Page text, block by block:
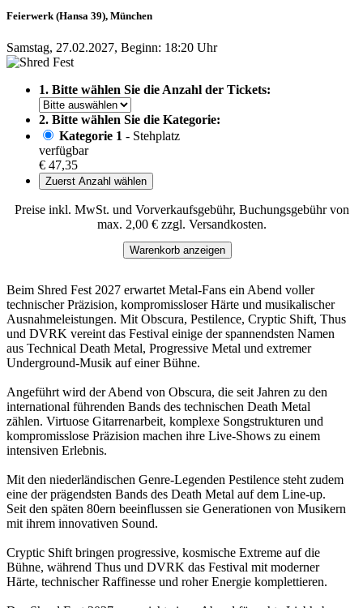
Feierwerk (Hansa 39), München
Samstag, 27.02.2027, Beginn: 18:20 Uhr
1. Bitte wählen Sie die Anzahl der Tickets:
2. Bitte wählen Sie die Kategorie:
Kategorie 1 - Stehplatz
verfügbar
€ 47,35
Zuerst Anzahl wählen
Preise inkl. MwSt. und Vorverkaufsgebühr, Buchungsgebühr von
max. 2,00 € zzgl. Versandkosten.
Warenkorb anzeigen
Beim Shred Fest 2027 erwartet Metal-Fans ein Abend voller
technischer Präzision, kompromissloser Härte und musikalischer
Ausnahmeleistungen. Mit Obscura, Pestilence, Cryptic Shift, Thus
und DVRK vereint das Festival einige der spannendsten Namen
aus Technical Death Metal, Progressive Metal und extremer
Underground-Musik auf einer Bühne.
Angeführt wird der Abend von Obscura, die seit Jahren zu den
international führenden Bands des technischen Death Metal
zählen. Virtuose Gitarrenarbeit, komplexe Songstrukturen und
kompromisslose Präzision machen ihre Live-Shows zu einem
intensiven Erlebnis.
Mit den niederländischen Genre-Legenden Pestilence steht zudem
eine der prägendsten Bands des Death Metal auf dem Line-up.
Seit den späten 80ern beeinflussen sie Generationen von Musikern
mit ihrem innovativen Sound.
Cryptic Shift bringen progressive, kosmische Extreme auf die
Bühne, während Thus und DVRK das Festival mit moderner
Härte, technischer Raffinesse und roher Energie komplettieren.